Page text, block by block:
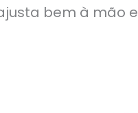
bem à mão e